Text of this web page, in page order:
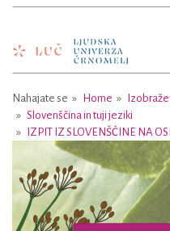
Nahajate se Home
Slovenščina in tuji jeziki
IZPIT IZ SLOVENŠČINE NA
Previous